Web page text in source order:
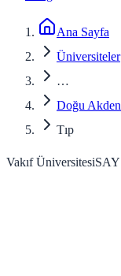
Ana Sayfa
Üniversiteler
…
Doğu
Tıp
Vakıf ÜniversitesiSAY